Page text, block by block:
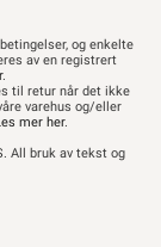
og enkelte
av en registrert
.
til retur når det ikke
varehus og/eller
mer her.
All bruk av tekst og